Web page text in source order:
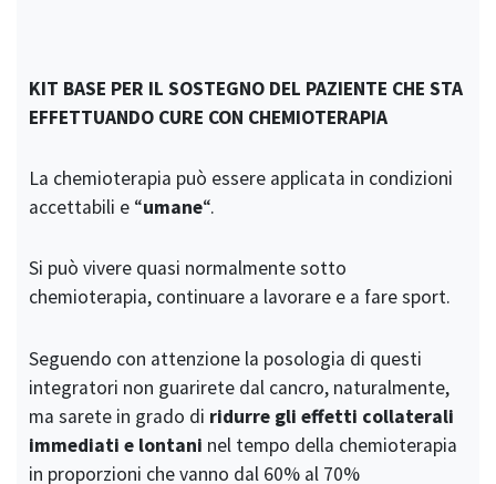
KIT BASE PER IL SOSTEGNO DEL PAZIENTE CHE STA
EFFETTUANDO CURE CON CHEMIOTERAPIA
La chemioterapia può essere applicata in condizioni
accettabili e “umane“.
Si può vivere quasi normalmente sotto
chemioterapia, continuare a lavorare e a fare sport.
Seguendo con attenzione la posologia di questi
integratori non guarirete dal cancro, naturalmente,
ma sarete in grado di ridurre gli effetti collaterali
immediati e lontani nel tempo della chemioterapia
in proporzioni che vanno dal 60% al 70%